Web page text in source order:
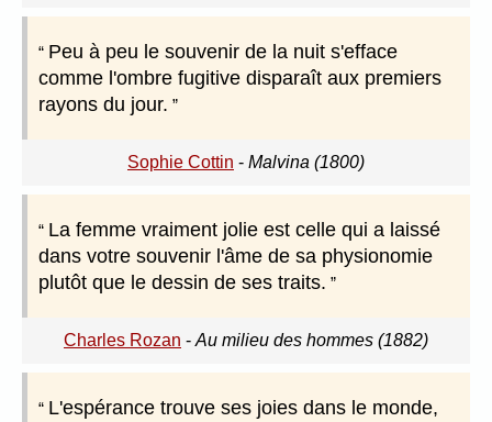
Peu à peu le souvenir de la nuit s'efface
comme l'ombre fugitive disparaît aux premiers
rayons du jour.
Sophie Cottin - Malvina (1800)
La femme vraiment jolie est celle qui a laissé
dans votre souvenir l'âme de sa physionomie
plutôt que le dessin de ses traits.
Charles Rozan - Au milieu des hommes (1882)
L'espérance trouve ses joies dans le monde,